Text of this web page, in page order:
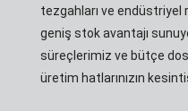
tezgahları ve endüstriyel
geniş stok avantajı
süreçlerimiz ve bütçe
üretim hatlarınızın